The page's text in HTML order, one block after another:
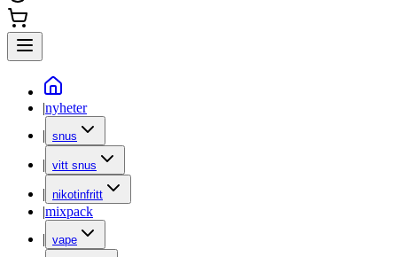
|nyheter
| snus
| vitt snus
| nikotinfritt
|mixpack
| vape